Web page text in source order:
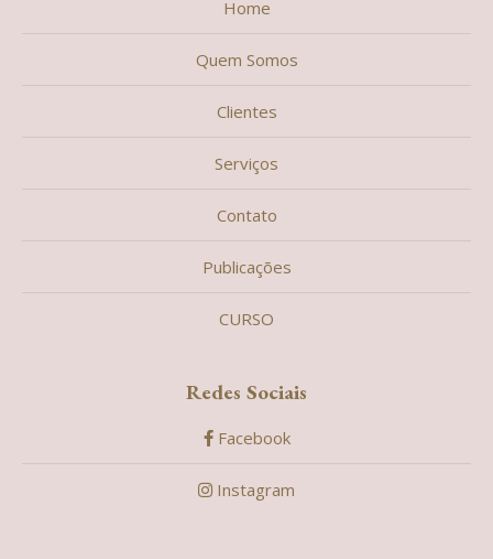
Home
Quem Somos
Clientes
Serviços
Contato
Publicações
CURSO
Redes Sociais
Facebook
Instagram